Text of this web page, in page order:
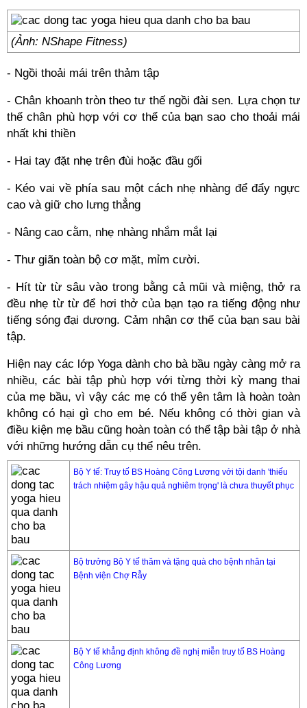
(Ảnh: NShape Fitness)
- Ngồi thoải mái trên thảm tập
- Chân khoanh tròn theo tư thế ngồi đài sen. Lựa chọn tư
thế chân phù hợp với cơ thể của bạn sao cho thoải mái
nhất khi thiền
- Hai tay đặt nhẹ trên đùi hoặc đầu gối
- Kéo vai về phía sau một cách nhẹ nhàng để đẩy ngực
cao và giữ cho lưng thẳng
- Nâng cao cằm, nhẹ nhàng nhắm mắt lại
- Thư giãn toàn bộ cơ mặt, mỉm cười.
- Hít từ từ sâu vào trong bằng cả mũi và miệng, thở ra
đều nhẹ từ từ để hơi thở của bạn tạo ra tiếng động như
tiếng sóng đại dương. Cảm nhận cơ thể của bạn sau bài
tập.
Hiện nay các lớp Yoga dành cho bà bầu ngày càng mở ra
nhiều, các bài tập phù hợp với từng thời kỳ mang thai
của mẹ bầu, vì vậy các mẹ có thể yên tâm là hoàn toàn
không có hại gì cho em bé. Nếu không có thời gian và
điều kiện mẹ bầu cũng hoàn toàn có thể tập bài tập ở nhà
với những hướng dẫn cụ thể nêu trên.
Bộ Y tế: Truy tố BS Hoàng Công Lương với tội danh 'thiếu
trách nhiệm gây hậu quả nghiêm trọng' là chưa thuyết phục
Bộ trưởng Bộ Y tế thăm và tặng quà cho bệnh nhân tại
Bệnh viện Chợ Rẫy
Bộ Y tế khẳng định không đề nghị miễn truy tố BS Hoàng
Công Lương